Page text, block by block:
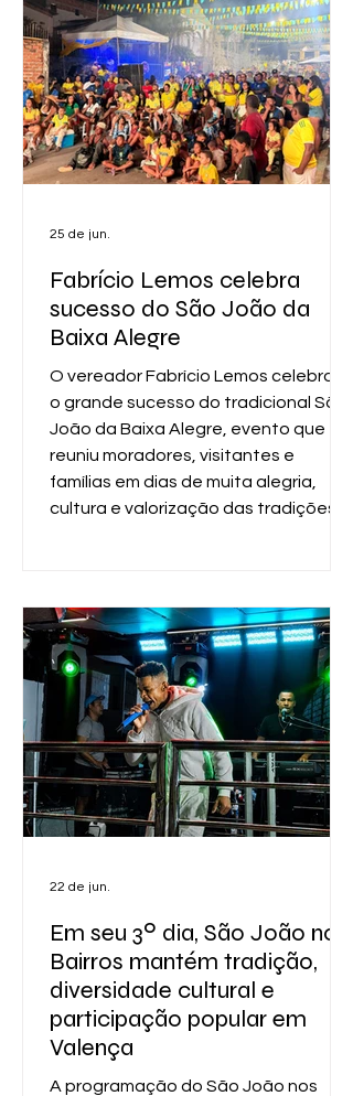
vinculado à Secretaria do Meio
Ambiente da Bahia (Sema). Também
foram publicadas pelo Inema a
Autorização de Supressão de
Vegetação Nativa (ASV),
Fabrício Lemos celebra
sucesso do São João da
Baixa Alegre
O vereador Fabrício Lemos celebrou
o grande sucesso do tradicional São
João da Baixa Alegre, evento que
reuniu moradores, visitantes e
famílias em dias de muita alegria,
cultura e valorização das tradições
apresentações musicais,
manifestações culturais, como o
tradicional Bumba Meu Boi, além da
transmissão dos jogos da Copa do
Mundo em um telão, proporcionando
lazer e entretenimento pa
25 de jun.
Em seu 3º dia, São João nos
Bairros mantém tradição,
diversidade cultural e
participação popular em
Valença
A programação do São João nos
22 de jun.